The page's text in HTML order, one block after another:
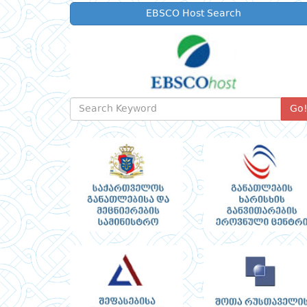
EBSCO Host Search
Go!